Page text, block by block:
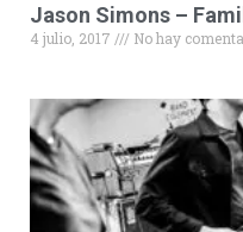
Jason Simons –
4 julio, 2017 No hay